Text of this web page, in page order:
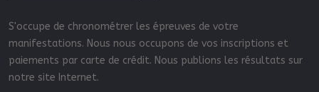
S'occupe de chronométrer les épreuves de votre
manifestations. Nous nous occupons de vos inscriptions et
paiements par carte de crédit. Nous publions les résultats sur
notre site Internet.